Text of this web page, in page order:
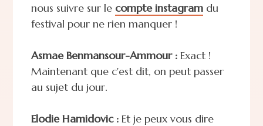
nous suivre sur le compte instagramdu
festival pour ne rien manquer !
Asmae Benmansour-Ammour :Exact !
Maintenant que c'est dit, on peut passer
au sujet du jour.
Elodie Hamidovic :Et je peux vous dire